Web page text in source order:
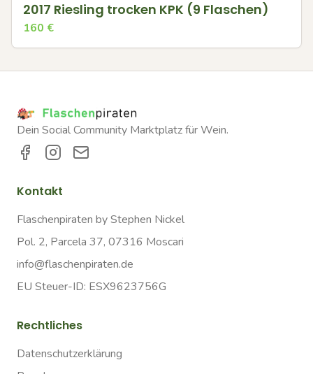
2017 Riesling trocken KPK (9 Flaschen)
160 €
Dein Social Community Marktplatz für Wein.
Kontakt
Flaschenpiraten by Stephen Nickel
Pol. 2, Parcela 37, 07316 Moscari
info@flaschenpiraten.de
EU Steuer-ID: ESX9623756G
Rechtliches
Datenschutzerklärung